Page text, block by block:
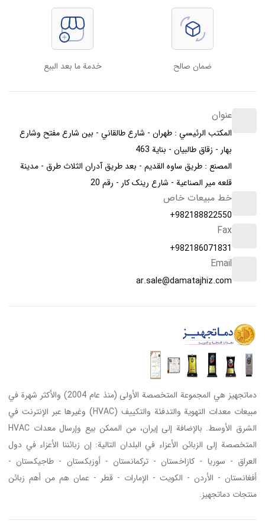
ضمان صالح خدمة ما بعد البيع
عنوان
المكتب الرئيسي : طهران - شارع طالقاني - بين شارع مفتح وشارع
بهار - زقاق طالبیان - بناية 463
المصنع : طريق ساوه القديم - بعد طريق آدران الثلاث طرق - مدينة
قلعه مير الصناعية - شارع رینک کار - رقم 20
خط مبيعات خاص
+982188822550
Fax
+982186071831
Email
ar.sale@damatajhiz.com
دماتجهيز هي المجموعة المتخصصة الأولى (منذ عام 2004) والأكثر شهرة في
مبيعات معدات التهوية والتدفئة والتكييف (HVAC) وغيرها عبر الإنترنت في
الشرق الأوسط. بالإضافة إلى إيران، من الممكن بيع وإرسال معدات HVAC
المتخصصة إلى الزبائن الأعزاء في البلدان التالية: إن زبائننا الأعزاء في دول
العراق - سوريا - كازاخستان - تركمانستان - أوزبكستان - طاجيكستان -
أفغانستان - الأردن - الكويت - الإمارات - قطر - عمان هم من أهم زبائن
منتجات دماتجهيز.